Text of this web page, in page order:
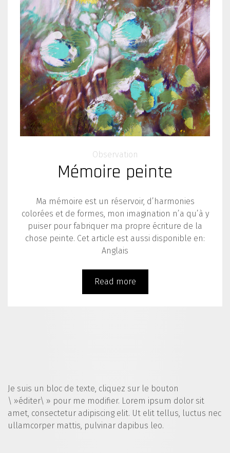
Observation
Mémoire peinte
Ma mémoire est un réservoir, d’harmonies
colorées et de formes, mon imagination n’a qu’à y
puiser pour fabriquer ma propre écriture de la
chose peinte. Cet article est aussi disponible en:
Anglais
Read more
Je suis un bloc de texte, cliquez sur le bouton
\ »éditer\ » pour me modifier. Lorem ipsum dolor sit
amet, consectetur adipiscing elit. Ut elit tellus, luctus nec
ullamcorper mattis, pulvinar dapibus leo.